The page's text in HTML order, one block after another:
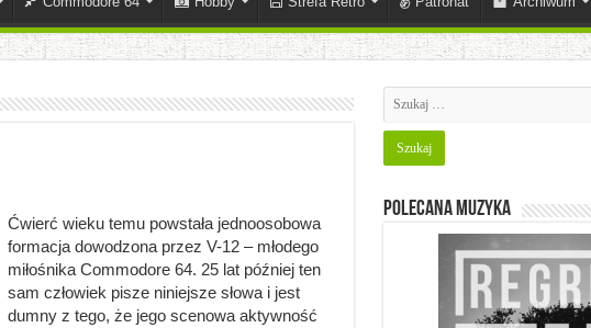
Ćwierć wieku temu powstała jednoosobowa
formacja dowodzona przez V-12 – młodego
miłośnika Commodore 64. 25 lat później ten
sam człowiek pisze niniejsze słowa i jest
dumny z tego, że jego scenowa aktywność
Polecana muzyka